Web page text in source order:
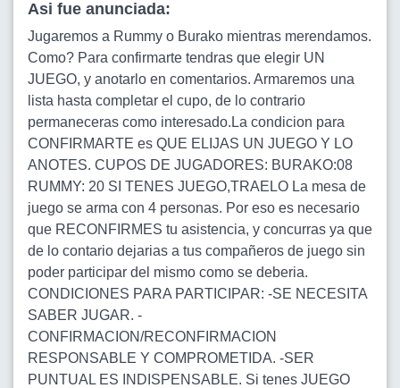
Asi fue anunciada:
Jugaremos a Rummy o Burako mientras merendamos.
Como? Para confirmarte tendras que elegir UN
JUEGO, y anotarlo en comentarios. Armaremos una
lista hasta completar el cupo, de lo contrario
permaneceras como interesado.La condicion para
CONFIRMARTE es QUE ELIJAS UN JUEGO Y LO
ANOTES. CUPOS DE JUGADORES: BURAKO:08
RUMMY: 20 SI TENES JUEGO,TRAELO La mesa de
juego se arma con 4 personas. Por eso es necesario
que RECONFIRMES tu asistencia, y concurras ya que
de lo contario dejarias a tus compañeros de juego sin
poder participar del mismo como se deberia.
CONDICIONES PARA PARTICIPAR: -SE NECESITA
SABER JUGAR. -
CONFIRMACION/RECONFIRMACION
RESPONSABLE Y COMPROMETIDA. -SER
PUNTUAL ES INDISPENSABLE. Si tenes JUEGO